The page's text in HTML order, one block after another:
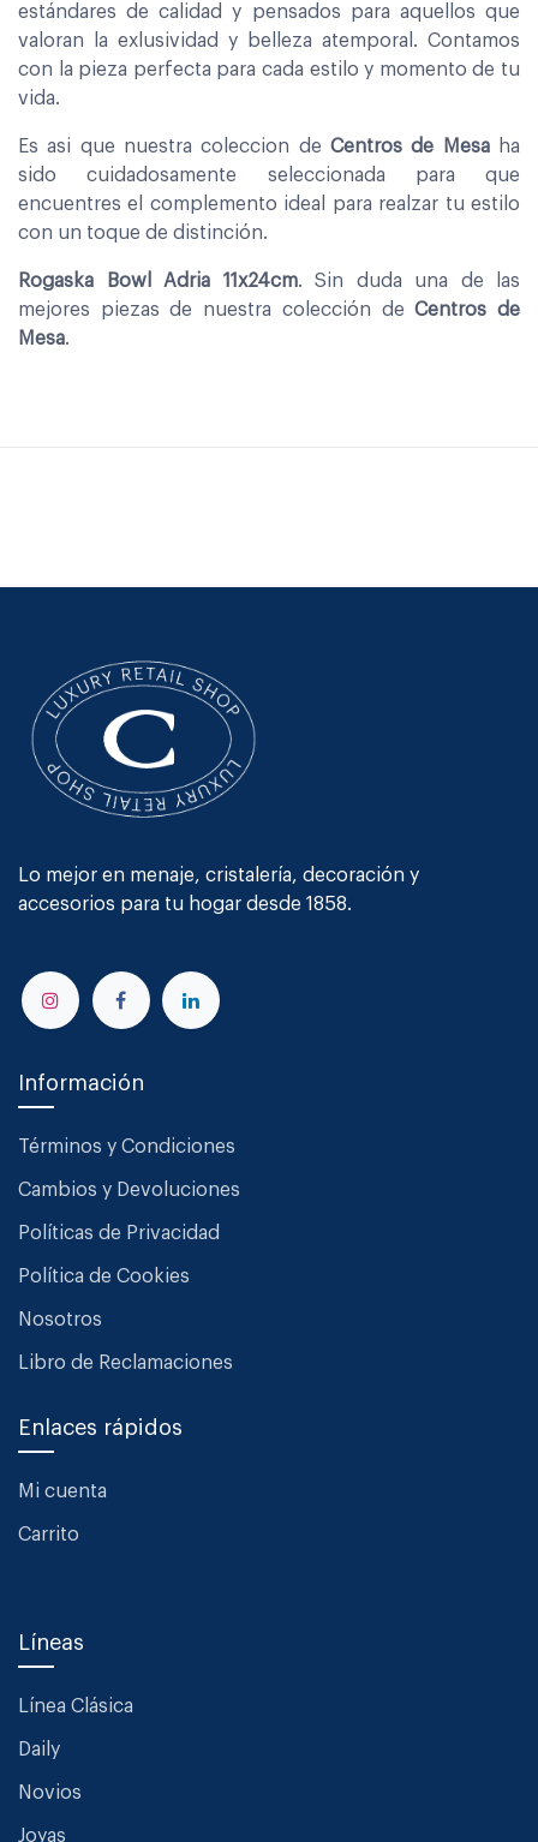
estándares de calidad y pensados para aquellos que
valoran la exlusividad y belleza atemporal. Contamos
con la pieza perfecta para cada estilo y momento de tu
vida.
Es asi que nuestra coleccion de Centros de Mesaha
sido cuidadosamente seleccionada para que
encuentres el complemento ideal para realzar tu estilo
con un toque de distinción.
Rogaska Bowl Adria 11x24cm. Sin duda una de las
mejores piezas de nuestra colección deCentros de
Mesa.
Lo mejor en menaje, cristalería, decoración y
accesorios para tu hogar desde 1858.
Información
Términos y Condiciones
Cambios y Devoluciones
Políticas de Privacidad
Política de Cookies
Nosotros
Libro de Reclamaciones
Enlaces rápidos
Mi cuenta
Carrito
Líneas
Línea Clásica
Daily
Novios
Joyas